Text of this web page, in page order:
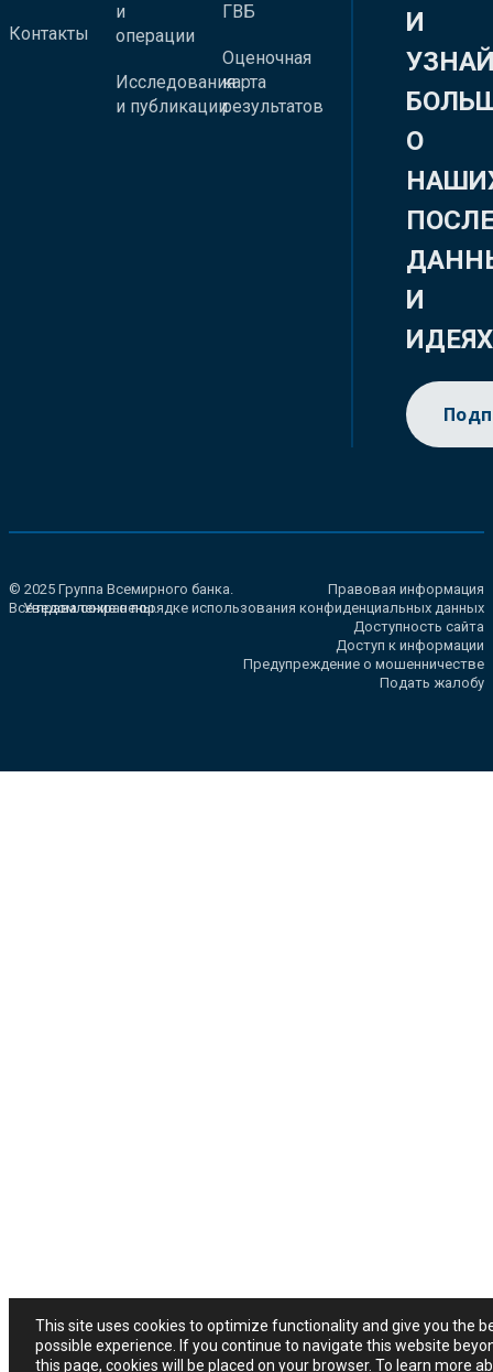
Контакты
и
операции
Исследования
и публикации
ГВБ
Оценочная
карта
результатов
И
О
И
ИДЕЯХ
© 2025 Группа Всемирного банка.
Все права сохранены.
Правовая информация
Уведомление о порядке использования конфиденциальных данных
Доступность сайта
Доступ к информации
Предупреждение о мошенничестве
Подать жалобу
This site uses cookies to optimize functionality and give you the
possible experience. If you continue to navigate this website
this page, cookies will be placed on your browser. To learn more